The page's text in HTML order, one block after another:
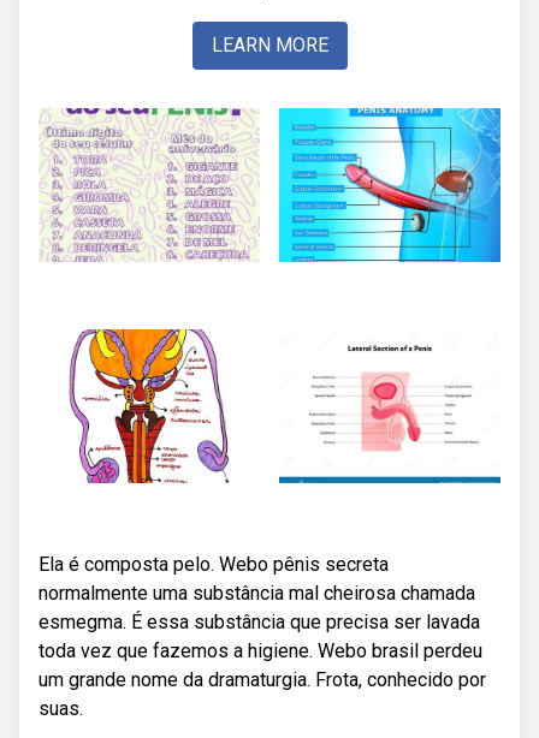
LEARN MORE
Ela é composta pelo. Webo pênis secreta
normalmente uma substância mal cheirosa chamada
esmegma. É essa substância que precisa ser lavada
toda vez que fazemos a higiene. Webo brasil perdeu
um grande nome da dramaturgia. Frota, conhecido por
suas.